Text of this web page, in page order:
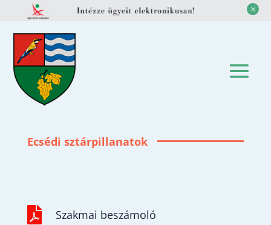
M
Ecsédi sztárpillanatok
 Szakmai beszámoló